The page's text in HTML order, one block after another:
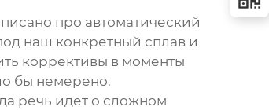
про автоматический
наш конкретный сплав и
коррективы в моменты
бы немерено.
речь идет о сложном